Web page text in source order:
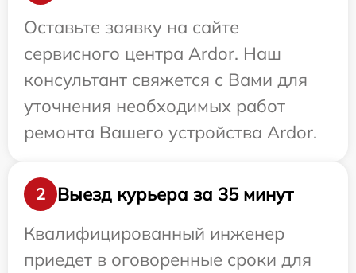
Оставьте заявку на сайте
сервисного центра Ardor. Наш
консультант свяжется с Вами для
уточнения необходимых работ
ремонта Вашего устройства Ardor.
2
Выезд курьера за 35 минут
Квалифицированный инженер
приедет в оговоренные сроки для